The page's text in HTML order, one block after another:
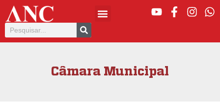
Câmara Municipal